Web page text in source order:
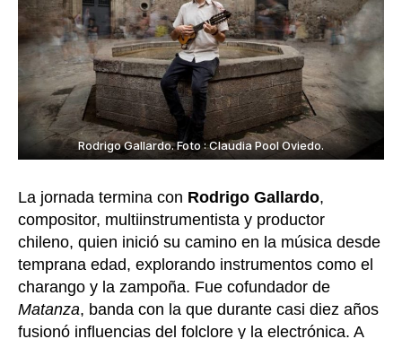
Rodrigo Gallardo. Foto : Claudia Pool Oviedo.
La jornada termina con Rodrigo Gallardo,
compositor, multiinstrumentista y productor
chileno, quien inició su camino en la música desde
temprana edad, explorando instrumentos como el
charango y la zampoña. Fue cofundador de
Matanza, banda con la que durante casi diez años
fusionó influencias del folclore y la electrónica. A